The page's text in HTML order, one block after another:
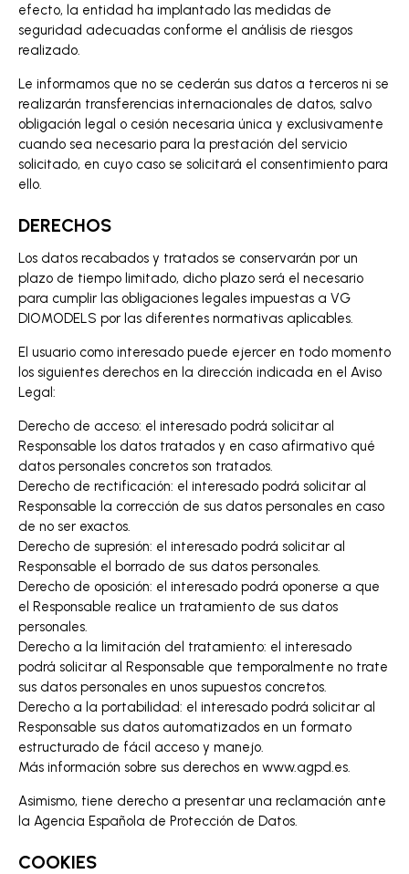
efecto, la entidad ha implantado las medidas de
seguridad adecuadas conforme el análisis de riesgos
realizado.
Le informamos que no se cederán sus datos a terceros ni se
realizarán transferencias internacionales de datos, salvo
obligación legal o cesión necesaria única y exclusivamente
cuando sea necesario para la prestación del servicio
solicitado, en cuyo caso se solicitará el consentimiento para
ello.
DERECHOS
Los datos recabados y tratados se conservarán por un
plazo de tiempo limitado, dicho plazo será el necesario
para cumplir las obligaciones legales impuestas a VG
DIOMODELS por las diferentes normativas aplicables.
El usuario como interesado puede ejercer en todo momento
los siguientes derechos en la dirección indicada en el Aviso
Legal:
Derecho de acceso: el interesado podrá solicitar al
Responsable los datos tratados y en caso afirmativo qué
datos personales concretos son tratados.
Derecho de rectificación: el interesado podrá solicitar al
Responsable la corrección de sus datos personales en caso
de no ser exactos.
Derecho de supresión: el interesado podrá solicitar al
Responsable el borrado de sus datos personales.
Derecho de oposición: el interesado podrá oponerse a que
el Responsable realice un tratamiento de sus datos
personales.
Derecho a la limitación del tratamiento: el interesado
podrá solicitar al Responsable que temporalmente no trate
sus datos personales en unos supuestos concretos.
Derecho a la portabilidad: el interesado podrá solicitar al
Responsable sus datos automatizados en un formato
estructurado de fácil acceso y manejo.
Más información sobre sus derechos en www.agpd.es.
Asimismo, tiene derecho a presentar una reclamación ante
la Agencia Española de Protección de Datos.
COOKIES